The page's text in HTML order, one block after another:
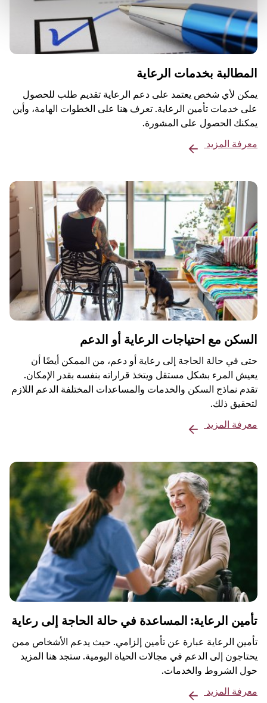
المطالبة بخدمات الرعاية
يمكن لأي شخص يعتمد على دعم الرعاية تقديم طلب للحصول
على خدمات تأمين الرعاية. تعرف هنا على الخطوات الهامة، وأين
يمكنك الحصول على المشورة.
معرفة المزيد
السكن مع احتياجات الرعاية أو الدعم
حتى في حالة الحاجة إلى رعاية أو دعم، من الممكن أيضًا أن
يعيش المرء بشكل مستقل ويتخذ قراراته بنفسه بقدر الإمكان.
تقدم نماذج السكن والخدمات والمساعدات المختلفة الدعم اللازم
لتحقيق ذلك.
معرفة المزيد
تأمين الرعاية: المساعدة في حالة الحاجة إلى رعاية
تأمين الرعاية عبارة عن تأمين إلزامي. حيث يدعم الأشخاص ممن
يحتاجون إلى الدعم في مجالات الحياة اليومية. ستجد هنا المزيد
حول الشروط والخدمات.
معرفة المزيد